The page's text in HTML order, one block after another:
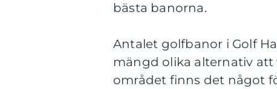
bästa banorna.
Antalet golfbanor i Golf
mängd olika alternativ att
området finns det något